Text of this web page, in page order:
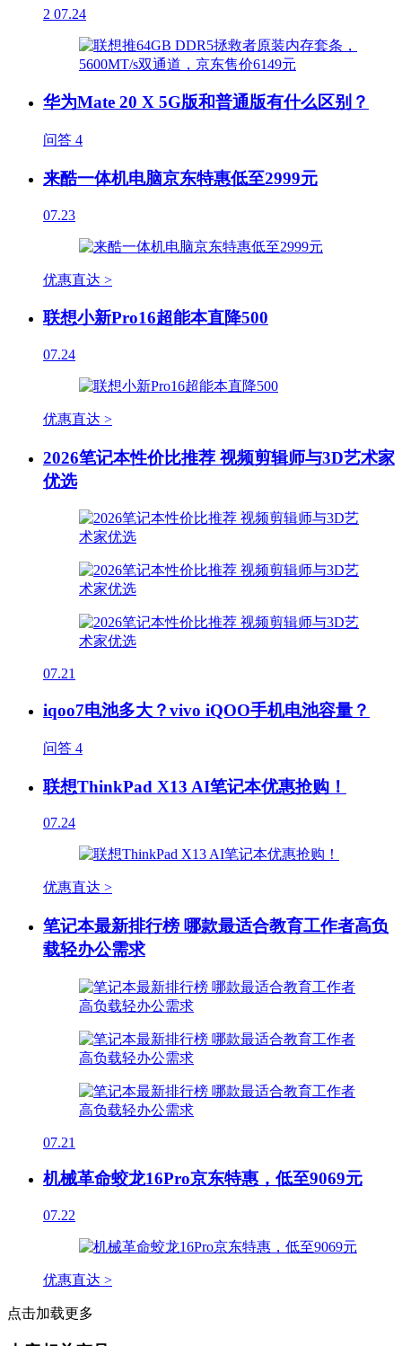
2 07.24
华为Mate 20 X 5G版和普通版有什么区别？
问答 4
来酷一体机电脑京东特惠低至2999元
07.23
优惠直达 >
联想小新Pro16超能本直降500
07.24
优惠直达 >
2026笔记本性价比推荐 视频剪辑师与3D艺术家
优选
07.21
iqoo7电池多大？vivo iQOO手机电池容量？
问答 4
联想ThinkPad X13 AI笔记本优惠抢购！
07.24
优惠直达 >
笔记本最新排行榜 哪款最适合教育工作者高负
载轻办公需求
07.21
机械革命蛟龙16Pro京东特惠，低至9069元
07.22
优惠直达 >
点击加载更多